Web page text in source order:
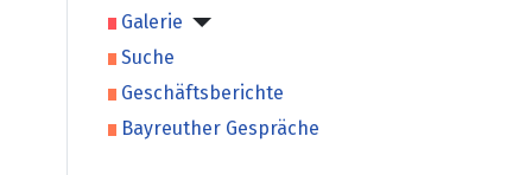
Galerie
Suche
Geschäftsberichte
Bayreuther Gespräche